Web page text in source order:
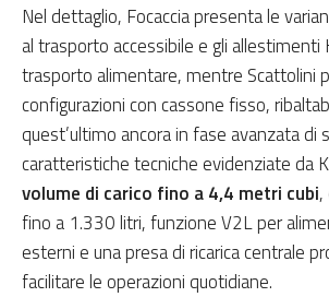
Nel dettaglio, Focaccia presenta le
al trasporto accessibile e gli allestimenti
trasporto alimentare, mentre Scattolini
configurazioni con cassone fisso,
quest’ultimo ancora in fase avanzata di
caratteristiche tecniche evidenziate da
volume di carico fino a 4,4 metri cubi,
fino a 1.330 litri, funzione V2L per
esterni e una presa di ricarica centrale
facilitare le operazioni quotidiane.